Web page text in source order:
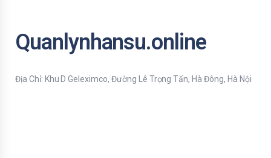
Quanlynhansu.online
Địa Chỉ: Khu D Geleximco, Đường Lê Trọng Tấn, Hà Đông, Hà Nội